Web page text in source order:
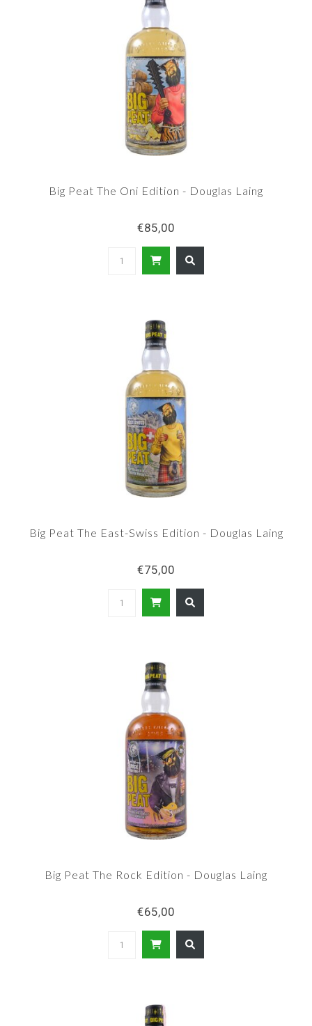
Big Peat The Oni Edition - Douglas Laing
€85,00
Big Peat The East-Swiss Edition - Douglas Laing
€75,00
Big Peat The Rock Edition - Douglas Laing
€65,00